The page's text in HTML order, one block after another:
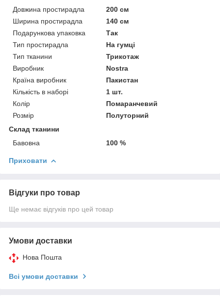
Довжина простирадла
200 см
Ширина простирадла
140 см
Подарункова упаковка
Так
Тип простирадла
На гумці
Тип тканини
Трикотаж
Виробник
Nostra
Країна виробник
Пакистан
Кількість в наборі
1 шт.
Колір
Помаранчевий
Розмір
Полуторний
Склад тканини
Бавовна
100 %
Приховати
Відгуки про товар
Ще немає відгуків про цей товар
Умови доставки
Нова Пошта
Всі умови доставки